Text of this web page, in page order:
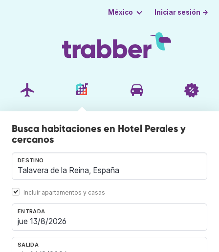
México Iniciar sesión →
Busca habitaciones en Hotel Perales y
cercanos
DESTINO
Incluir apartamentos y casas
ENTRADA
SALIDA